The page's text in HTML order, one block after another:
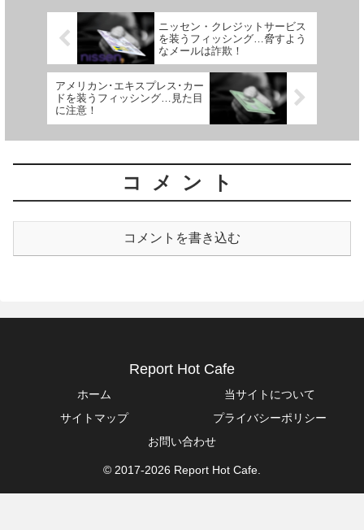
ニッセン・クレジットサービス
を装うフィッシング…脅すよう
なメールは詐欺！
アメリカン･エキスプレス･カー
ドを装うフィッシング…見た目
に注意！
コメント
コメントを書き込む
Report Hot Cafe
ホーム
当サイトについて
サイトマップ
プライバシーポリシー
お問い合わせ
© 2017-2026 Report Hot Cafe.